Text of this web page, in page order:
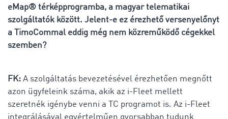
eMap® térképprogramba, a magyar telematikai
szolgáltatók között. Jelent-e ez érezhető versenyelőnyt
a TimoCommal eddig még nem közreműködő cégekkel
szemben?
FK: A szolgáltatás bevezetésével érezhetően megnőtt
azon ügyfeleink száma, akik az i-Fleet mellett
szeretnék igénybe venni a TC programot is. Az i-Fleet
integrálásával egyértelműen gyorsabban tudunk